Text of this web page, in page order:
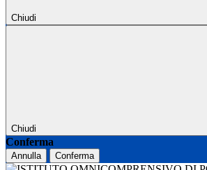
Chiudi
Chiudi
Conferma
Annulla Conferma